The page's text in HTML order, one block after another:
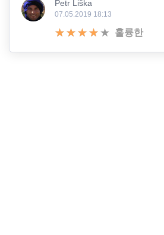
Petr Liška
07.05.2019 18:13
훌륭한